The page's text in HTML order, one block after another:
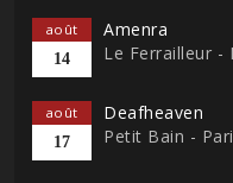
août
14
Amenra
Le Ferrailleur -
août
17
Deafheaven
Petit Bain -